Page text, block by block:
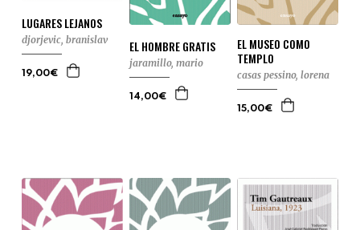
LUGARES LEJANOS
djorjevic, branislav
19,00€
EL HOMBRE GRATIS
jaramillo, mario
14,00€
EL MUSEO COMO
TEMPLO
casas pessino, lorena
15,00€